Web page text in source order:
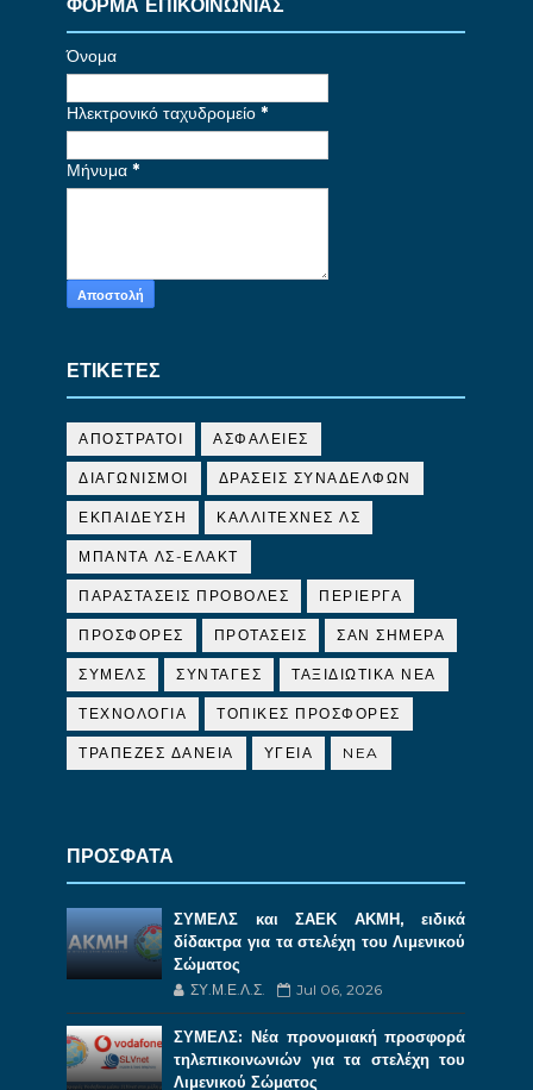
ΦΟΡΜΑ ΕΠΙΚΟΙΝΩΝΙΑΣ
Όνομα
Ηλεκτρονικό ταχυδρομείο *
Μήνυμα *
ΕΤΙΚΕΤΕΣ
ΑΠΟΣΤΡΑΤΟΙ ΑΣΦΑΛΕΙΕΣ
ΔΙΑΓΩΝΙΣΜΟΙ ΔΡΑΣΕΙΣ ΣΥΝΑΔΕΛΦΩΝ
ΕΚΠΑΙΔΕΥΣΗ ΚΑΛΛΙΤΕΧΝΕΣ ΛΣ
ΜΠΑΝΤΑ ΛΣ-ΕΛΑΚΤ
ΠΑΡΑΣΤΑΣΕΙΣ ΠΡΟΒΟΛΕΣ ΠΕΡΙΕΡΓΑ
ΠΡΟΣΦΟΡΕΣ ΠΡΟΤΑΣΕΙΣ ΣΑΝ ΣΗΜΕΡΑ
ΣΥΜΕΛΣ ΣΥΝΤΑΓΕΣ ΤΑΞΙΔΙΩΤΙΚΑ ΝΕΑ
ΤΕΧΝΟΛΟΓΙΑ ΤΟΠΙΚΕΣ ΠΡΟΣΦΟΡΕΣ
ΤΡΑΠΕΖΕΣ ΔΑΝΕΙΑ ΥΓΕΙΑ NEA
ΠΡΟΣΦΑΤΑ
ΣΥΜΕΛΣ και ΣΑΕΚ ΑΚΜΗ, ειδικά
δίδακτρα για τα στελέχη του Λιμενικού
Σώματος
ΣΥ.Μ.Ε.Λ.Σ. Jul 06, 2026
ΣΥΜΕΛΣ: Νέα προνομιακή προσφορά
τηλεπικοινωνιών για τα στελέχη του
Λιμενικού Σώματος